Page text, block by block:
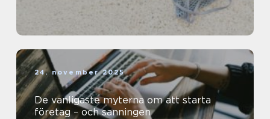
24. november 2025
De vanligaste myterna om att starta
företag – och sanningen